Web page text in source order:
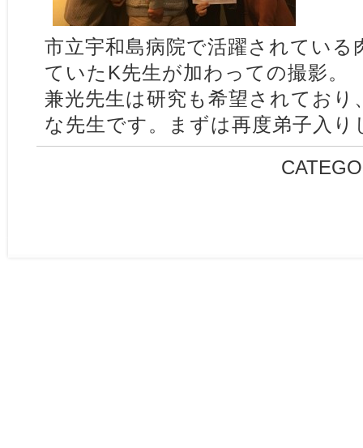
市立宇和島病院で活躍されている
ていたK先生が加わっての撮影。
兼光先生は研究も希望されてお
な先生です。まずは再度弟子入り